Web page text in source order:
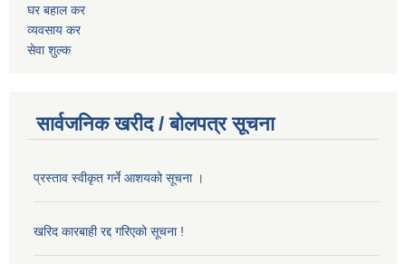
घर बहाल कर
व्यवसाय कर
सेवा शुल्क
सार्वजनिक खरीद / बोलपत्र सूचना
प्रस्ताव स्वीकृत गर्ने आशयको सूचना ।
खरिद कारबाही रद्द गरिएको सूचना !